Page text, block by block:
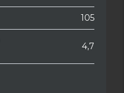
105
4,7